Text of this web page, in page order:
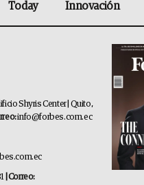
Today Innovación
Shyris Center | Quito,
info@forbes.com.ec
| Correo: